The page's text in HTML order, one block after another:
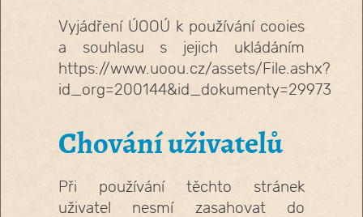
Vyjádření ÚOOÚ k používání cooies
a souhlasu s jejich ukládáním
https://www.uoou.cz/assets/File.ashx?
id_org=200144&id_dokumenty=29973
Chování uživatelů
Při používání těchto stránek
uživatel nesmí zasahovat do